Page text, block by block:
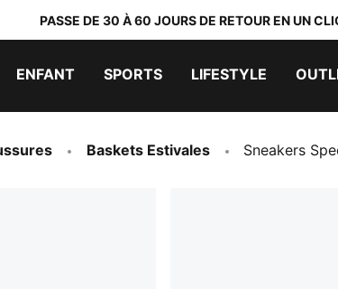
PASSE DE 30 À 60 JOURS DE RETOUR EN UN
ENFANT SPORTS LIFESTYLE
Baskets Estivales Sneakers